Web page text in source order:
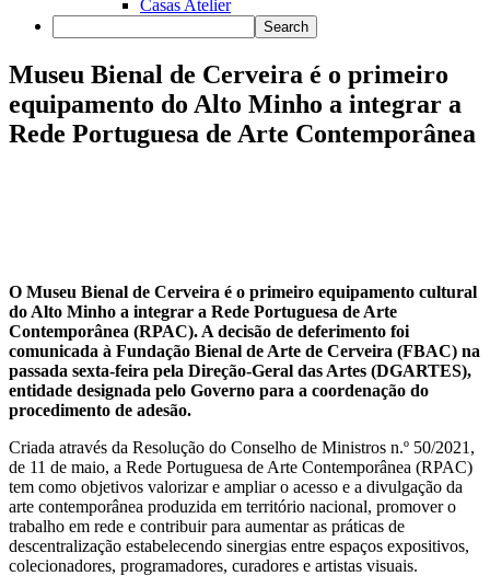
Casas Atelier
Museu Bienal de Cerveira é o primeiro
equipamento do Alto Minho a integrar a
Rede Portuguesa de Arte Contemporânea
O Museu Bienal de Cerveira é o primeiro equipamento cultural
do Alto Minho a integrar a Rede Portuguesa de Arte
Contemporânea (RPAC). A decisão de deferimento foi
comunicada à Fundação Bienal de Arte de Cerveira (FBAC) na
passada sexta-feira pela Direção-Geral das Artes (DGARTES),
entidade designada pelo Governo para a coordenação do
procedimento de adesão.
Criada através da Resolução do Conselho de Ministros n.º 50/2021,
de 11 de maio, a Rede Portuguesa de Arte Contemporânea (RPAC)
tem como objetivos valorizar e ampliar o acesso e a divulgação da
arte contemporânea produzida em território nacional, promover o
trabalho em rede e contribuir para aumentar as práticas de
descentralização estabelecendo sinergias entre espaços expositivos,
colecionadores, programadores, curadores e artistas visuais.